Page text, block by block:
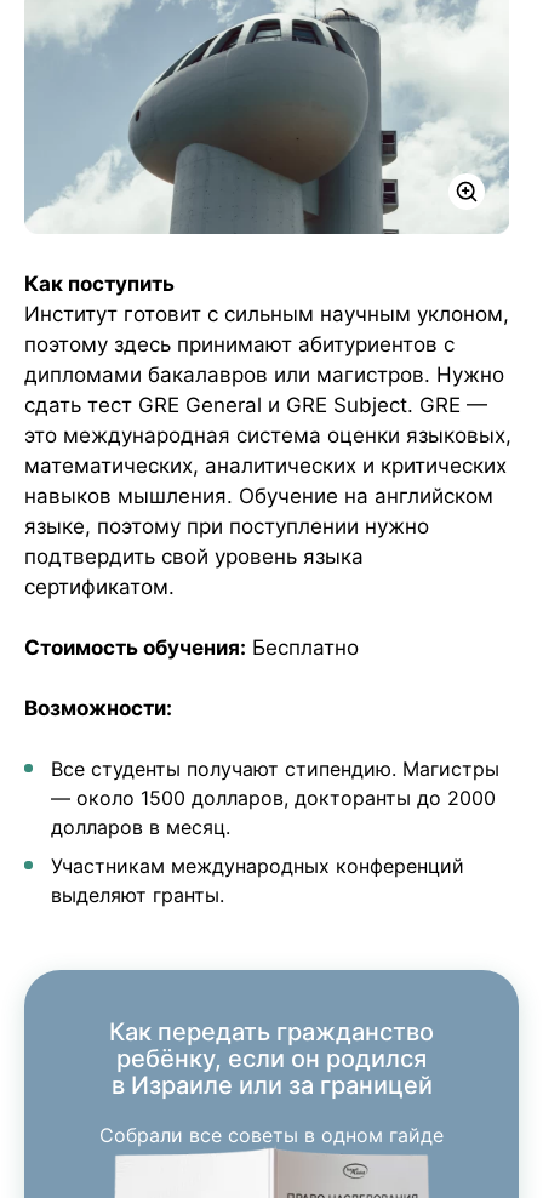
Как поступить
Институт готовит с сильным научным уклоном,
поэтому здесь принимают абитуриентов с
дипломами бакалавров или магистров. Нужно
сдать тест GRE General и GRE Subject. GRE —
это международная система оценки языковых,
математических, аналитических и критических
навыков мышления. Обучение на английском
языке, поэтому при поступлении нужно
подтвердить свой уровень языка
сертификатом.
Стоимость обучения: Бесплатно
Возможности:
Все студенты получают стипендию. Магистры
— около 1500 долларов, докторанты до 2000
долларов в месяц.
Участникам международных конференций
выделяют гранты.
Как передать гражданство
ребёнку, если он родился
в Израиле или за границей
Собрали все советы в одном гайде